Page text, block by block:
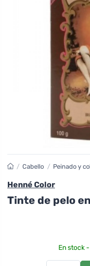
/ Cabello / Peinado y
Henné Color
Tinte de pelo
En stock